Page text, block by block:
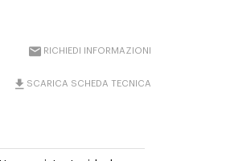
RICHIEDI INFORMAZIONI
SCARICA SCHEDA TECNICA